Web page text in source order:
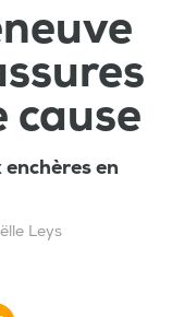
cause
en
Leys